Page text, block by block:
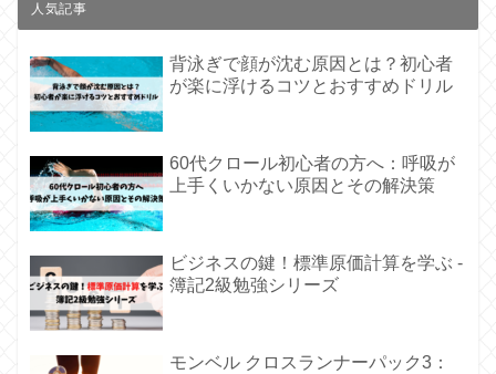
人気記事
背泳ぎで顔が沈む原因とは？初心者
が楽に浮けるコツとおすすめドリル
60代クロール初心者の方へ：呼吸が
上手くいかない原因とその解決策
ビジネスの鍵！標準原価計算を学ぶ -
簿記2級勉強シリーズ
モンベル クロスランナーパック3：